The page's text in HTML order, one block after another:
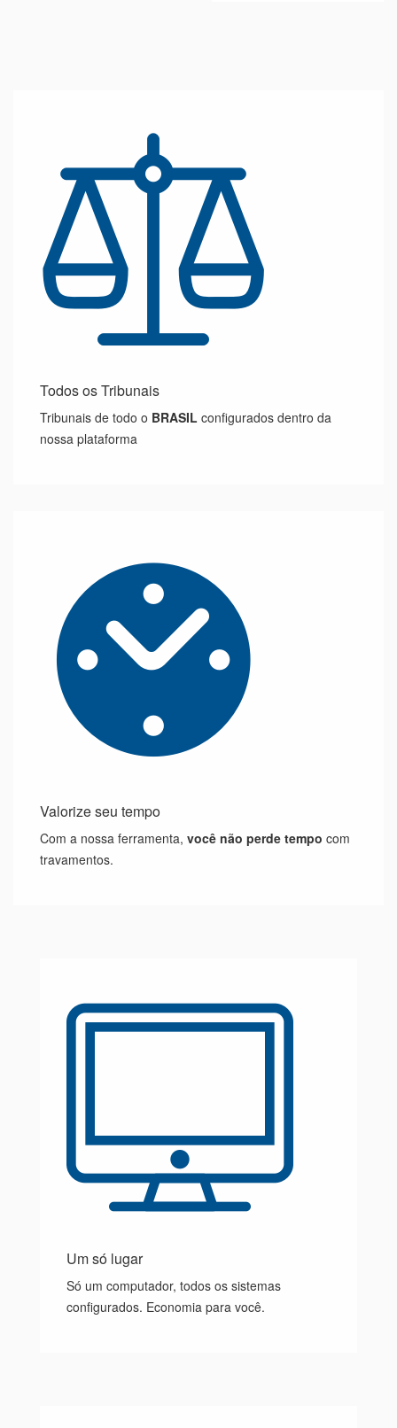
Todos os Tribunais
Tribunais de todo o BRASIL configurados dentro da
nossa plataforma
Valorize seu tempo
Com a nossa ferramenta, você não perde tempo com
travamentos.
Um só lugar
Só um computador, todos os sistemas
configurados. Economia para você.